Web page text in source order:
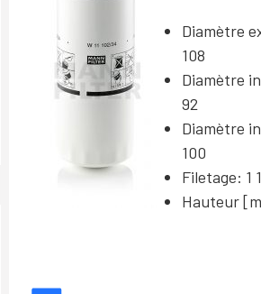
Diamètre
108
Diamètre
92
Diamètre
100
Filetage: 1
Hauteur